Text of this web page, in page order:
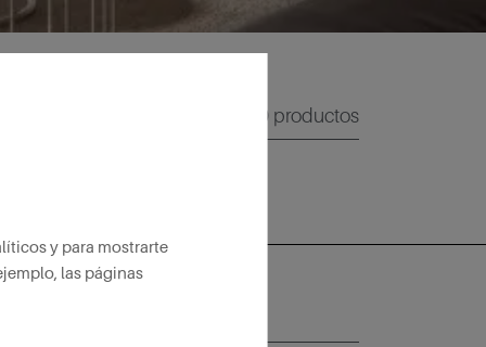
0 productos
y para mostrarte
las páginas